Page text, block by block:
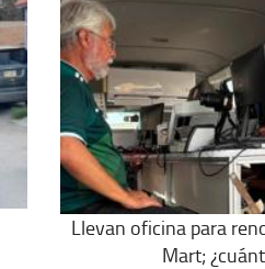
Llevan oficina para
Mart;